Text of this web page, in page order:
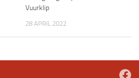
Vuurklip
28 APRIL 2022